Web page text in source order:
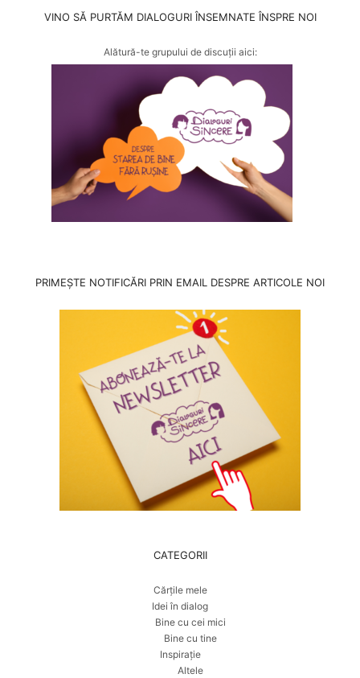
VINO SĂ PURTĂM DIALOGURI ÎNSEMNATE ÎNSPRE NOI
Alătură-te grupului de discuții aici:
PRIMEȘTE NOTIFICĂRI PRIN EMAIL DESPRE ARTICOLE NOI
CATEGORII
Cărțile mele
Idei în dialog
Bine cu cei mici
Bine cu tine
Inspirație
Altele